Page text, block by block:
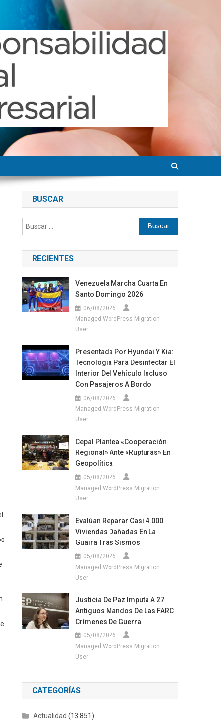
BUSCAR
Buscar:
RECIENTES
Venezuela Marcha Cuarta En
Santo Domingo 2026
06/08/2026
Managed WordPress Migration
User
Presentada Por Hyundai Y Kia:
Tecnología Para Desinfectar El
Interior Del Vehículo Incluso
Con Pasajeros A Bordo
06/08/2026
Managed WordPress Migration
User
Cepal Plantea «cooperación
Regional» Ante «rupturas» En
Geopolítica
05/08/2026
Managed WordPress Migration
User
Evalúan Reparar Casi 4.000
Viviendas Dañadas En La
Guaira Tras Sismos
05/08/2026
Managed WordPress Migration
User
Justicia De Paz Imputa A 27
Antiguos Mandos De Las FARC
Crímenes De Guerra
05/08/2026
Managed WordPress Migration
User
CATEGORÍAS
Actualidad (13.851)